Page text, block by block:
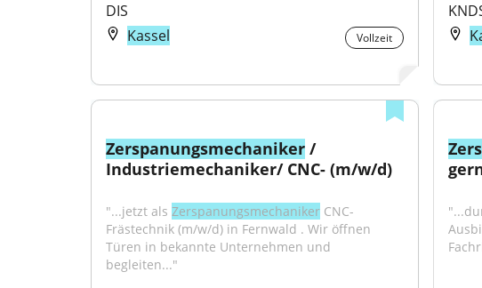
DIS
Kassel
Vollzeit
Zerspanungsmechaniker /
Industriemechaniker/ CNC- (m/w/d)
"...jetzt als Zerspanungsmechaniker CNC-
Frästechnik (m/w/d) in Fernwald . Wir öffnen
Türen in bekannte Unternehmen und
begleiten..."